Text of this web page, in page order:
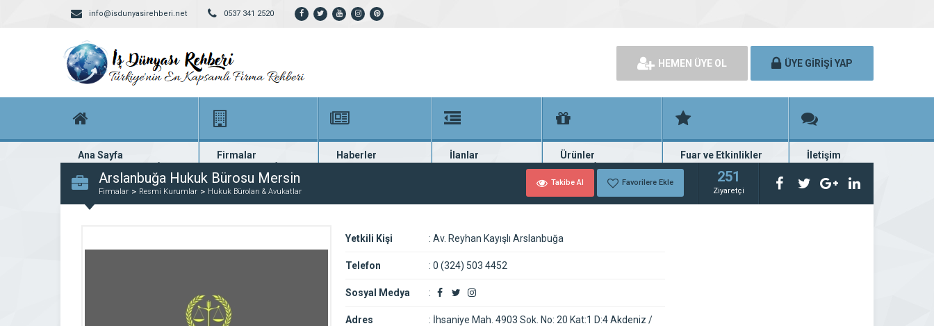
info@isdunyasirehberi.net 0537 341 2520
HEMEN ÜYE OL ÜYE GİRİŞİ YAP
Ana Sayfa
Firma rehberi ana sayfanız
Firmalar
Yüzlerce kayıtlı firma
Haberler
En güncel haberler
İlanlar
Güncel seri ilanlar
Ürünler
Binlerce firma ürünü
Fuar ve Etkinlikler
Fuar ve etkinlik planları
İletişim
Bize ulaşın
Arslanbuğa Hukuk Bürosu Mersin
Firmalar Resmi Kurumlar Hukuk Büroları & Avukatlar
Takibe Al Favorilere Ekle 251
Ziyaretçi
Yetkili Kişi : Av. Reyhan Kayışlı Arslanbuğa
Telefon : 0 (324) 503 4452
Sosyal Medya :
Adres : İhsaniye Mah. 4903 Sok. No: 20 Kat:1 D:4 Akdeniz /